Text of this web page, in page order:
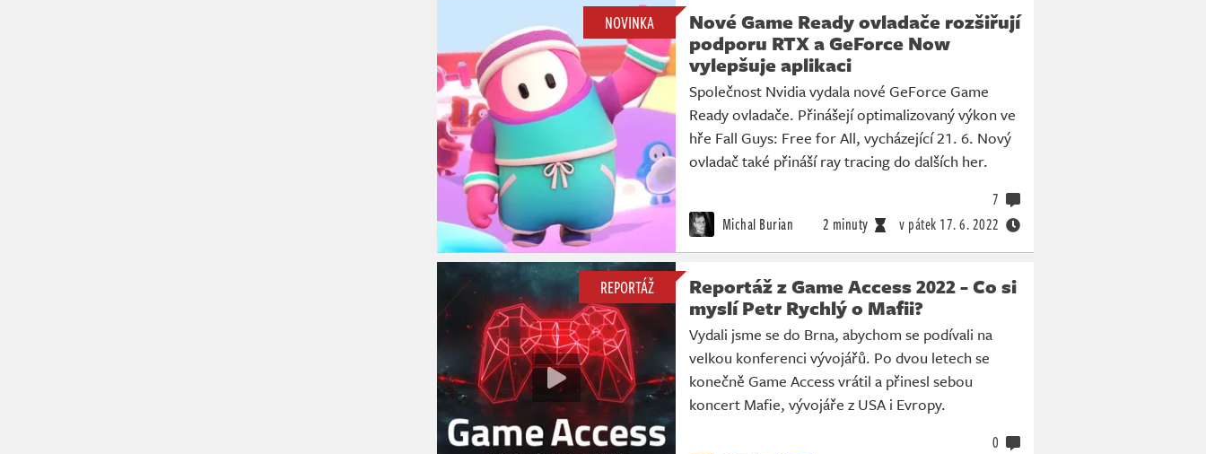
NOVINKA
Nové Game Ready ovladače rozšiřují
podporu RTX a GeForce Now
vylepšuje aplikaci
Společnost Nvidia vydala nové GeForce Game
Ready ovladače. Přinášejí optimalizovaný výkon ve
hře Fall Guys: Free for All, vycházející 21. 6. Nový
ovladač také přináší ray tracing do dalších her.
Michal Burian 2 minuty v pátek 17. 6. 2022
7
REPORTÁŽ
Reportáž z Game Access 2022 - Co si
myslí Petr Rychlý o Mafii?
Vydali jsme se do Brna, abychom se podívali na
velkou konferenci vývojářů. Po dvou letech se
konečně Game Access vrátil a přinesl sebou
koncert Mafie, vývojáře z USA i Evropy.
0